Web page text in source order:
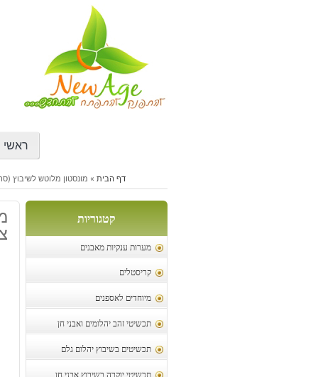
ראשי
דף הבית » מונסטון מלוטש לשיבוץ
קטגוריות
מערות ענקיות מאבנים
קריסטלים
מיוחדים לאספנים
תכשיטי זהב יהלומים ואבני חן
תכשיטים בשיבוץ יהלום גלם
תכשיטי יוקרה בשיבוץ אבני חן